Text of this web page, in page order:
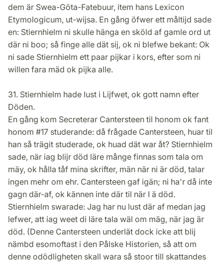
dem är Swea-Göta-Fatebuur, item hans Lexicon
Etymologicum, ut-wijsa. En gång öfwer ett måltijd sade
en: Stiernhielm ni skulle hänga en sköld af gamle ord ut
där ni boo; så finge alle dät sij, ok ni blefwe bekant: Ok
ni sade Stiernhielm ett paar pijkar i kors, efter som ni
willen fara mäd ok pijka alle.
31. Stiernhielm hade lust i Lijfwet, ok gott namn efter
Döden.
En gång kom Secreterar Cantersteen til honom ok fant
honom #17 studerande: då frågade Cantersteen, huar til
han så trägit studerade, ok huad dät war åt? Stiernhielm
sade, när iag blijr död läre månge finnas som tala om
mäy, ok hålla tåf mina skrifter, män när ni är död, talar
ingen mehr om ehr. Cantersteen gaf igän; ni ha'r då inte
gagn där-af, ok kännen inte där til när I ä död.
Stiernhielm swarade: Jag har nu lust där af medan jag
lefwer, att iag weet di läre tala wäl om mäg, när jag är
död. (Denne Cantersteen underlät dock icke att blij
nämbd esomoftast i den Pålske Historien, så att om
denne odödligheten skall wara så stoor till skattandes